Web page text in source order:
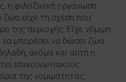
η φιλοζωική οργάνωση
είχε τη σχέση που
της περιοχής; Είχε νόμιμη
να μπορέσει να δώσει ζώα
ακόμα και αυτή η
επικοινωνιακούς
της νομιμότητας;